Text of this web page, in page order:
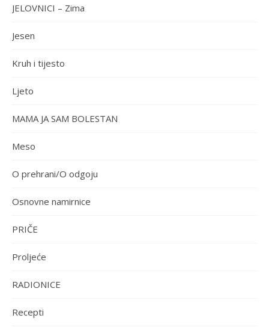
JELOVNICI – Zima
Jesen
Kruh i tijesto
Ljeto
MAMA JA SAM BOLESTAN
Meso
O prehrani/O odgoju
Osnovne namirnice
PRIČE
Proljeće
RADIONICE
Recepti